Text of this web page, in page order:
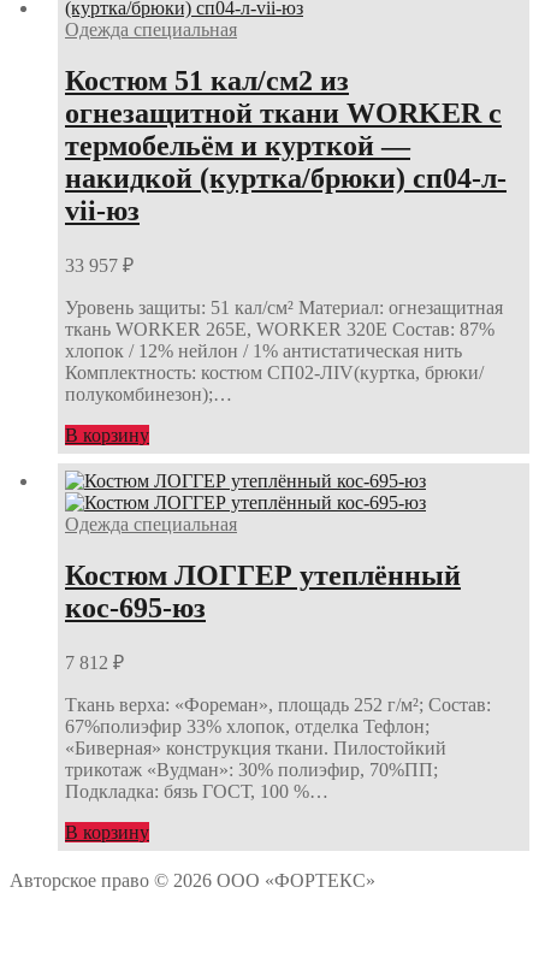
Одежда специальная
Костюм 51 кал/см2 из
огнезащитной ткани WORKER с
термобельём и курткой —
накидкой (куртка/брюки) сп04-л-
vii-юз
33 957 ₽
Уровень защиты: 51 кал/см² Материал: огнезащитная
ткань WORKER 265E, WORKER 320E Состав: 87%
хлопок / 12% нейлон / 1% антистатическая нить
Комплектность: костюм СП02-ЛIV(куртка, брюки/
полукомбинезон);…
В корзину
Одежда специальная
Костюм ЛОГГЕР утеплённый
кос-695-юз
7 812 ₽
Ткань верха: «Фореман», площадь 252 г/м²; Состав:
67%полиэфир 33% хлопок, отделка Тефлон;
«Биверная» конструкция ткани. Пилостойкий
трикотаж «Вудман»: 30% полиэфир, 70%ПП;
Подкладка: бязь ГОСТ, 100 %…
В корзину
Авторское право © 2026 ООО «ФОРТЕКС»